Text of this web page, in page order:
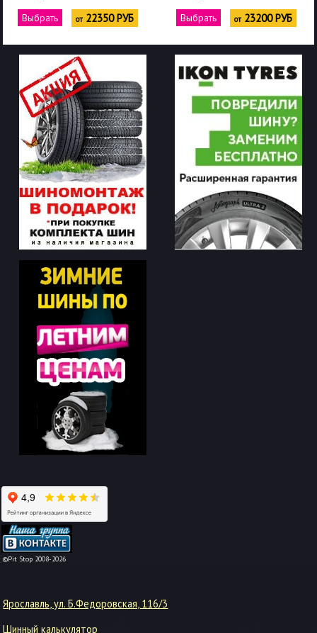
Выбрать от22350 РУБ Выбрать от23200 РУБ
©Pit Stop 2008-2026
-->
Ярославль, ул. Б.Федоровская, 116/3
Шинный калькулятор